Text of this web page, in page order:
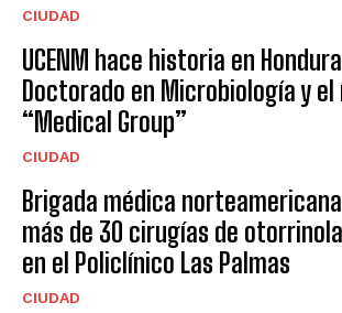
CIUDAD
UCENM hace historia en
Doctorado en Microbiología y el
“Medical Group”
CIUDAD
Brigada médica
más de 30 cirugías de
en el Policlínico Las Palmas
CIUDAD